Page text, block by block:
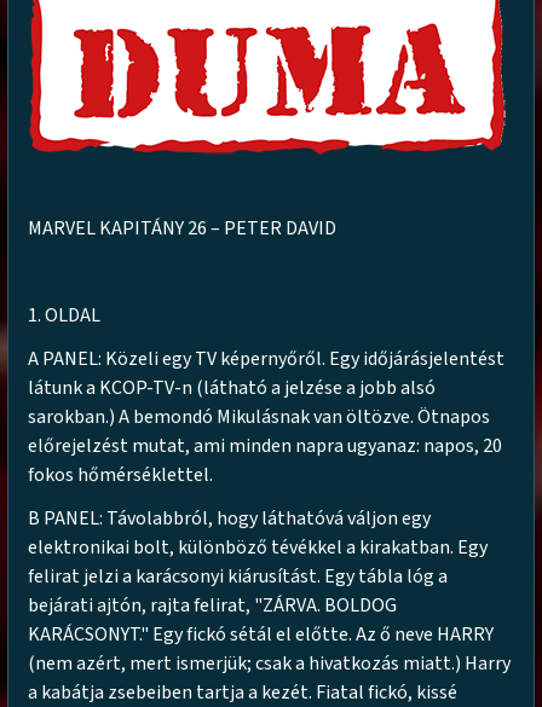
MARVEL KAPITÁNY 26 – PETER DAVID
1. OLDAL
A PANEL: Közeli egy TV képernyőről. Egy időjárásjelentést
látunk a KCOP-TV-n (látható a jelzése a jobb alsó
sarokban.) A bemondó Mikulásnak van öltözve. Ötnapos
előrejelzést mutat, ami minden napra ugyanaz: napos, 20
fokos hőmérséklettel.
B PANEL: Távolabbról, hogy láthatóvá váljon egy
elektronikai bolt, különböző tévékkel a kirakatban. Egy
felirat jelzi a karácsonyi kiárusítást. Egy tábla lóg a
bejárati ajtón, rajta felirat, "ZÁRVA. BOLDOG
KARÁCSONYT." Egy fickó sétál el előtte. Az ő neve HARRY
(nem azért, mert ismerjük; csak a hivatkozás miatt.) Harry
a kabátja zsebeiben tartja a kezét. Fiatal fickó, kissé